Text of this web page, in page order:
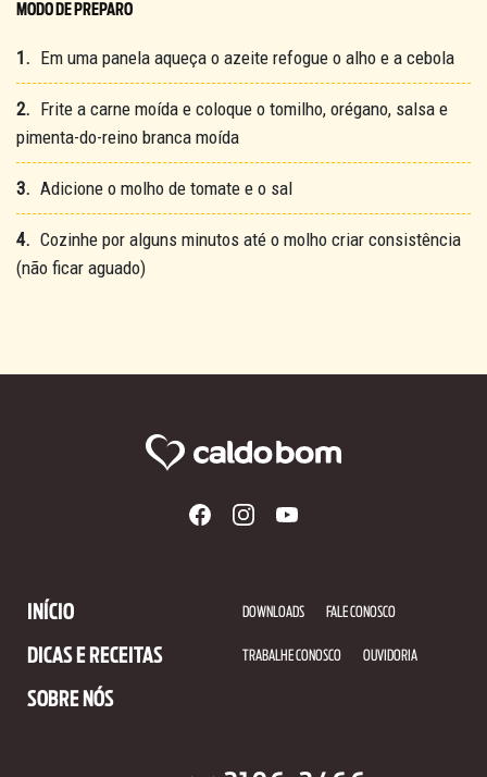
MODO DE PREPARO
1. Em uma panela aqueça o azeite refogue o alho e a cebola
2. Frite a carne moída e coloque o tomilho, orégano, salsa e
pimenta-do-reino branca moída
3. Adicione o molho de tomate e o sal
4. Cozinhe por alguns minutos até o molho criar consistência
(não ficar aguado)
INÍCIO
DICAS E RECEITAS
SOBRE NÓS
DOWNLOADS FALE CONOSCO
TRABALHE CONOSCO OUVIDORIA